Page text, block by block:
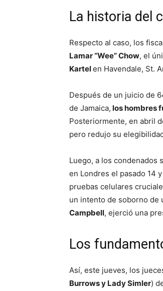
La historia del
Respecto al caso, los
Lamar “Wee” Chow, el
Kartelen Havendale, St.
Después de un juicio de
de Jamaica, los hombres
Posteriormente, en abril
pero redujo su
Luego, a los condenados
en Londres el pasado 14
pruebas celulares
un intento de soborno de
Campbell, ejerció una
Los
Así, este jueves, los
Burrows y Lady Simler)